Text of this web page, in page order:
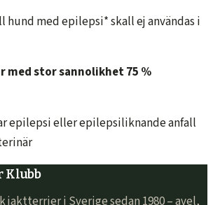
hund med epilepsi* skall ej användas i
med stor sannolikhet 75 %
epilepsi eller epilepsiliknande anfall
Klubb
jaktterrier i Sverige sedan 1980 – avel,